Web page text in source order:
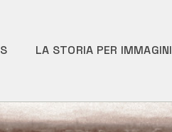
LA STORIA PER IMMAGINI